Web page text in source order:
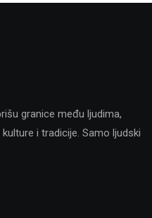
granice među ljudima,
i tradicije. Samo ljudski